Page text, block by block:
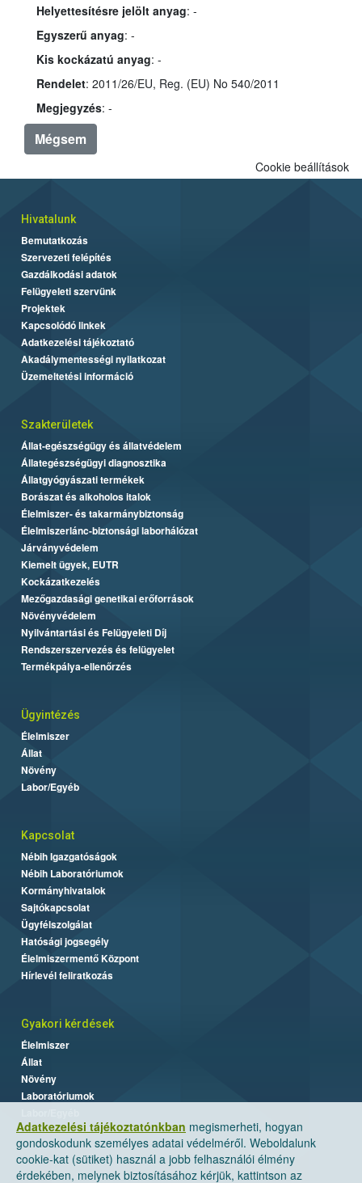
Helyettesítésre jelölt anyag: -
Egyszerű anyag: -
Kis kockázatú anyag: -
Rendelet: 2011/26/EU, Reg. (EU) No 540/2011
Megjegyzés: -
Mégsem
Adatkezelési tájékoztatónkban megismerheti, hogyan
gondoskodunk személyes adatai védelméről. Weboldalunk
cookie-kat (sütiket) használ a jobb felhasználói élmény
érdekében, melynek biztosításához kérjük, kattintson az
Cookie beállítások
Hivatalunk
Bemutatkozás
Szervezeti felépítés
Gazdálkodási adatok
Felügyeleti szervünk
Projektek
Kapcsolódó linkek
Adatkezelési tájékoztató
Akadálymentességi nyilatkozat
Üzemeltetési információ
Szakterületek
Állat-egészségügy és állatvédelem
Állategészségügyi diagnosztika
Állatgyógyászati termékek
Borászat és alkoholos italok
Élelmiszer- és takarmánybiztonság
Élelmiszerlánc-biztonsági laborhálózat
Járványvédelem
Kiemelt ügyek, EUTR
Kockázatkezelés
Mezőgazdasági genetikai erőforrások
Növényvédelem
Nyilvántartási és Felügyeleti Díj
Rendszerszervezés és felügyelet
Termékpálya-ellenőrzés
Ügyintézés
Élelmiszer
Állat
Növény
Labor/Egyéb
Kapcsolat
Nébih Igazgatóságok
Nébih Laboratóriumok
Kormányhivatalok
Sajtókapcsolat
Ügyfélszolgálat
Hatósági jogsegély
Élelmiszermentő Központ
Hírlevél feliratkozás
Gyakori kérdések
Élelmiszer
Állat
Növény
Laboratóriumok